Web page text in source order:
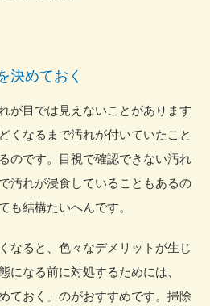
決めておく
が目では見えないことがあります
くなるまで汚れが付いていたこと
のです。目視で確認できない汚れ
汚れが浸食していることもあるの
も結構たいへんです。
なると、色々なデメリットが生じ
になる前に対処するためには、
ておく」のがおすすめです。掃除